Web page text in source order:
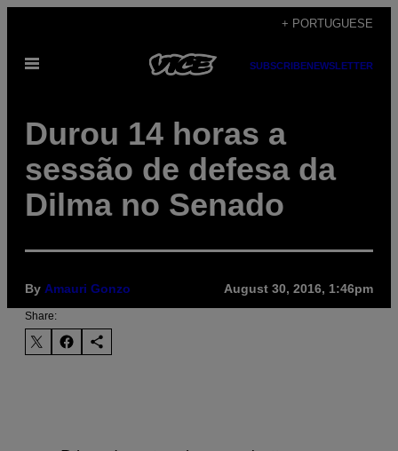
content
+ PORTUGUESE
Open
SUBSCRIBENEWSLETTER
Durou 14 horas a
sessão de defesa da
Dilma no Senado
By Amauri Gonzo August 30, 2016, 1:46pm
Share: